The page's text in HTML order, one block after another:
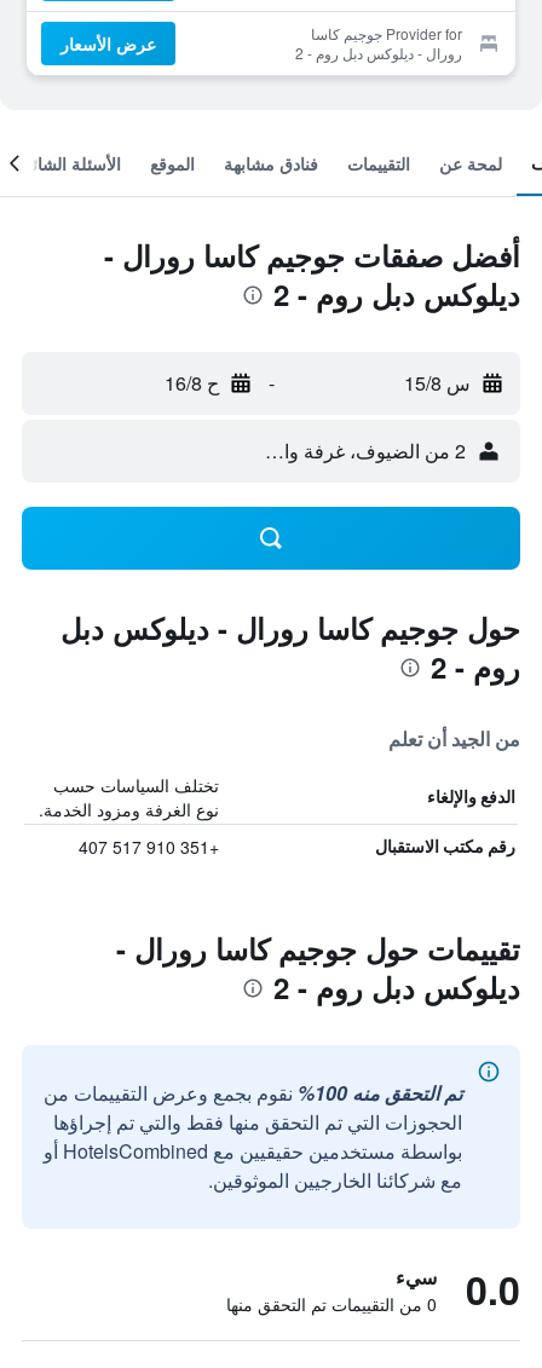
Provider for جوجيم كاسا
رورال - ديلوكس دبل روم - 2
عرض الأسعار
لمحة عن التقييمات فنادق مشابهة الموقع الأسئلة الشائعة
أفضل صفقات جوجيم كاسا رورال -
ديلوكس دبل روم - 2
س 15/8 - ح 16/8
2 من الضيوف، غرفة واحدة
حول جوجيم كاسا رورال - ديلوكس دبل
روم - 2
من الجيد أن تعلم
الدفع والإلغاء
تختلف السياسات حسب
نوع الغرفة ومزود الخدمة.
رقم مكتب الاستقبال +351 910 517 407
تقييمات حول جوجيم كاسا رورال -
ديلوكس دبل روم - 2
تم التحقق منه 100%
نقوم بجمع وعرض التقييمات من
الحجوزات التي تم التحقق منها فقط والتي تم إجراؤها
بواسطة مستخدمين حقيقيين مع HotelsCombined أو
مع شركائنا الخارجيين الموثوقين.
0.0 سيء
0 من التقييمات تم التحقق منها